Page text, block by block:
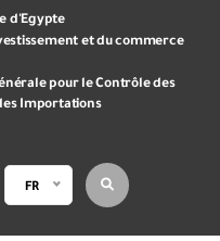
d'Egypte
et du commerce
pour le Contrôle des
Importations
FR